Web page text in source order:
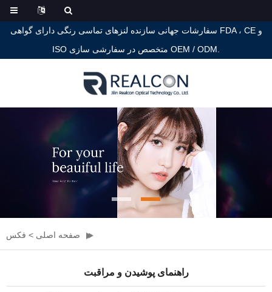
سفارشات جهانی سازنده لنزهای تماسی رنگی دارای گواهی FDA ، CE و
ISO متخصص در سفارشی سازی OEM / ODM.
صفحه اصلی > فکس
راهنمای پوشیدن و مراقبت